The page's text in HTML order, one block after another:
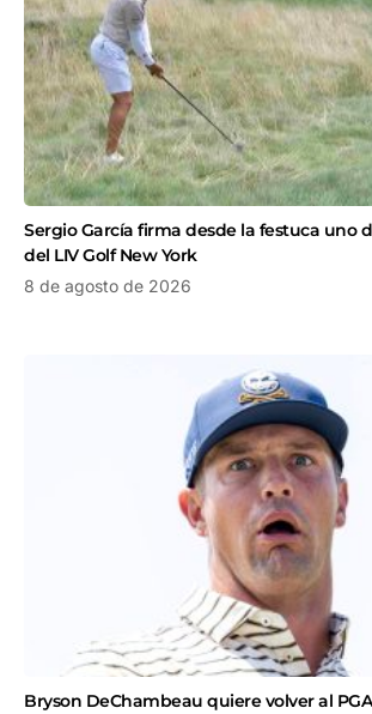
Sergio García firma desde la festuca uno
del LIV Golf New York
8 de agosto de 2026
Bryson DeChambeau quiere volver al